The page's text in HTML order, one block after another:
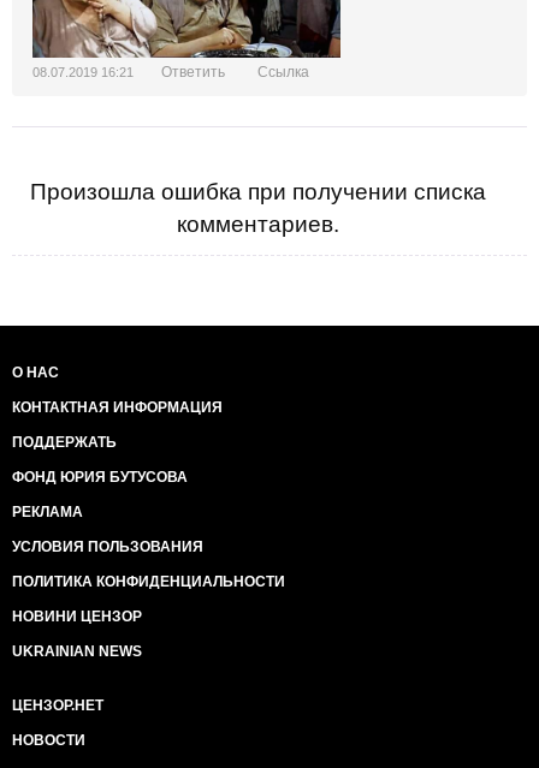
08.07.2019 16:21 Ответить Ссылка
Произошла ошибка при получении списка
комментариев.
О НАС
КОНТАКТНАЯ ИНФОРМАЦИЯ
ПОДДЕРЖАТЬ
ФОНД ЮРИЯ БУТУСОВА
РЕКЛАМА
УСЛОВИЯ ПОЛЬЗОВАНИЯ
ПОЛИТИКА КОНФИДЕНЦИАЛЬНОСТИ
НОВИНИ ЦЕНЗОР
UKRAINIAN NEWS
ЦЕНЗОР.НЕТ
НОВОСТИ